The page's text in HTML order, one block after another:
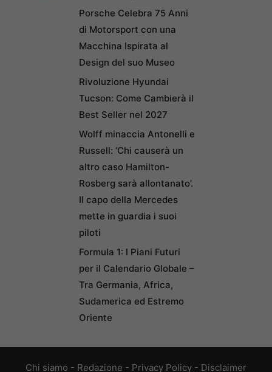
Porsche Celebra 75 Anni
di Motorsport con una
Macchina Ispirata al
Design del suo Museo
Rivoluzione Hyundai
Tucson: Come Cambierà il
Best Seller nel 2027
Wolff minaccia Antonelli e
Russell: ‘Chi causerà un
altro caso Hamilton-
Rosberg sarà allontanato’.
Il capo della Mercedes
mette in guardia i suoi
piloti
Formula 1: I Piani Futuri
per il Calendario Globale –
Tra Germania, Africa,
Sudamerica ed Estremo
Oriente
Chi siamo - Redazione - Privacy Policy - Disclaimer